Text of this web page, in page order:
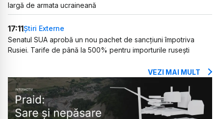
largă de armata ucraineană
17:11Știri Externe
Senatul SUA aprobă un nou pachet de sancțiuni împotriva
Rusiei. Tarife de până la 500% pentru importurile rusești
VEZI MAI MULT